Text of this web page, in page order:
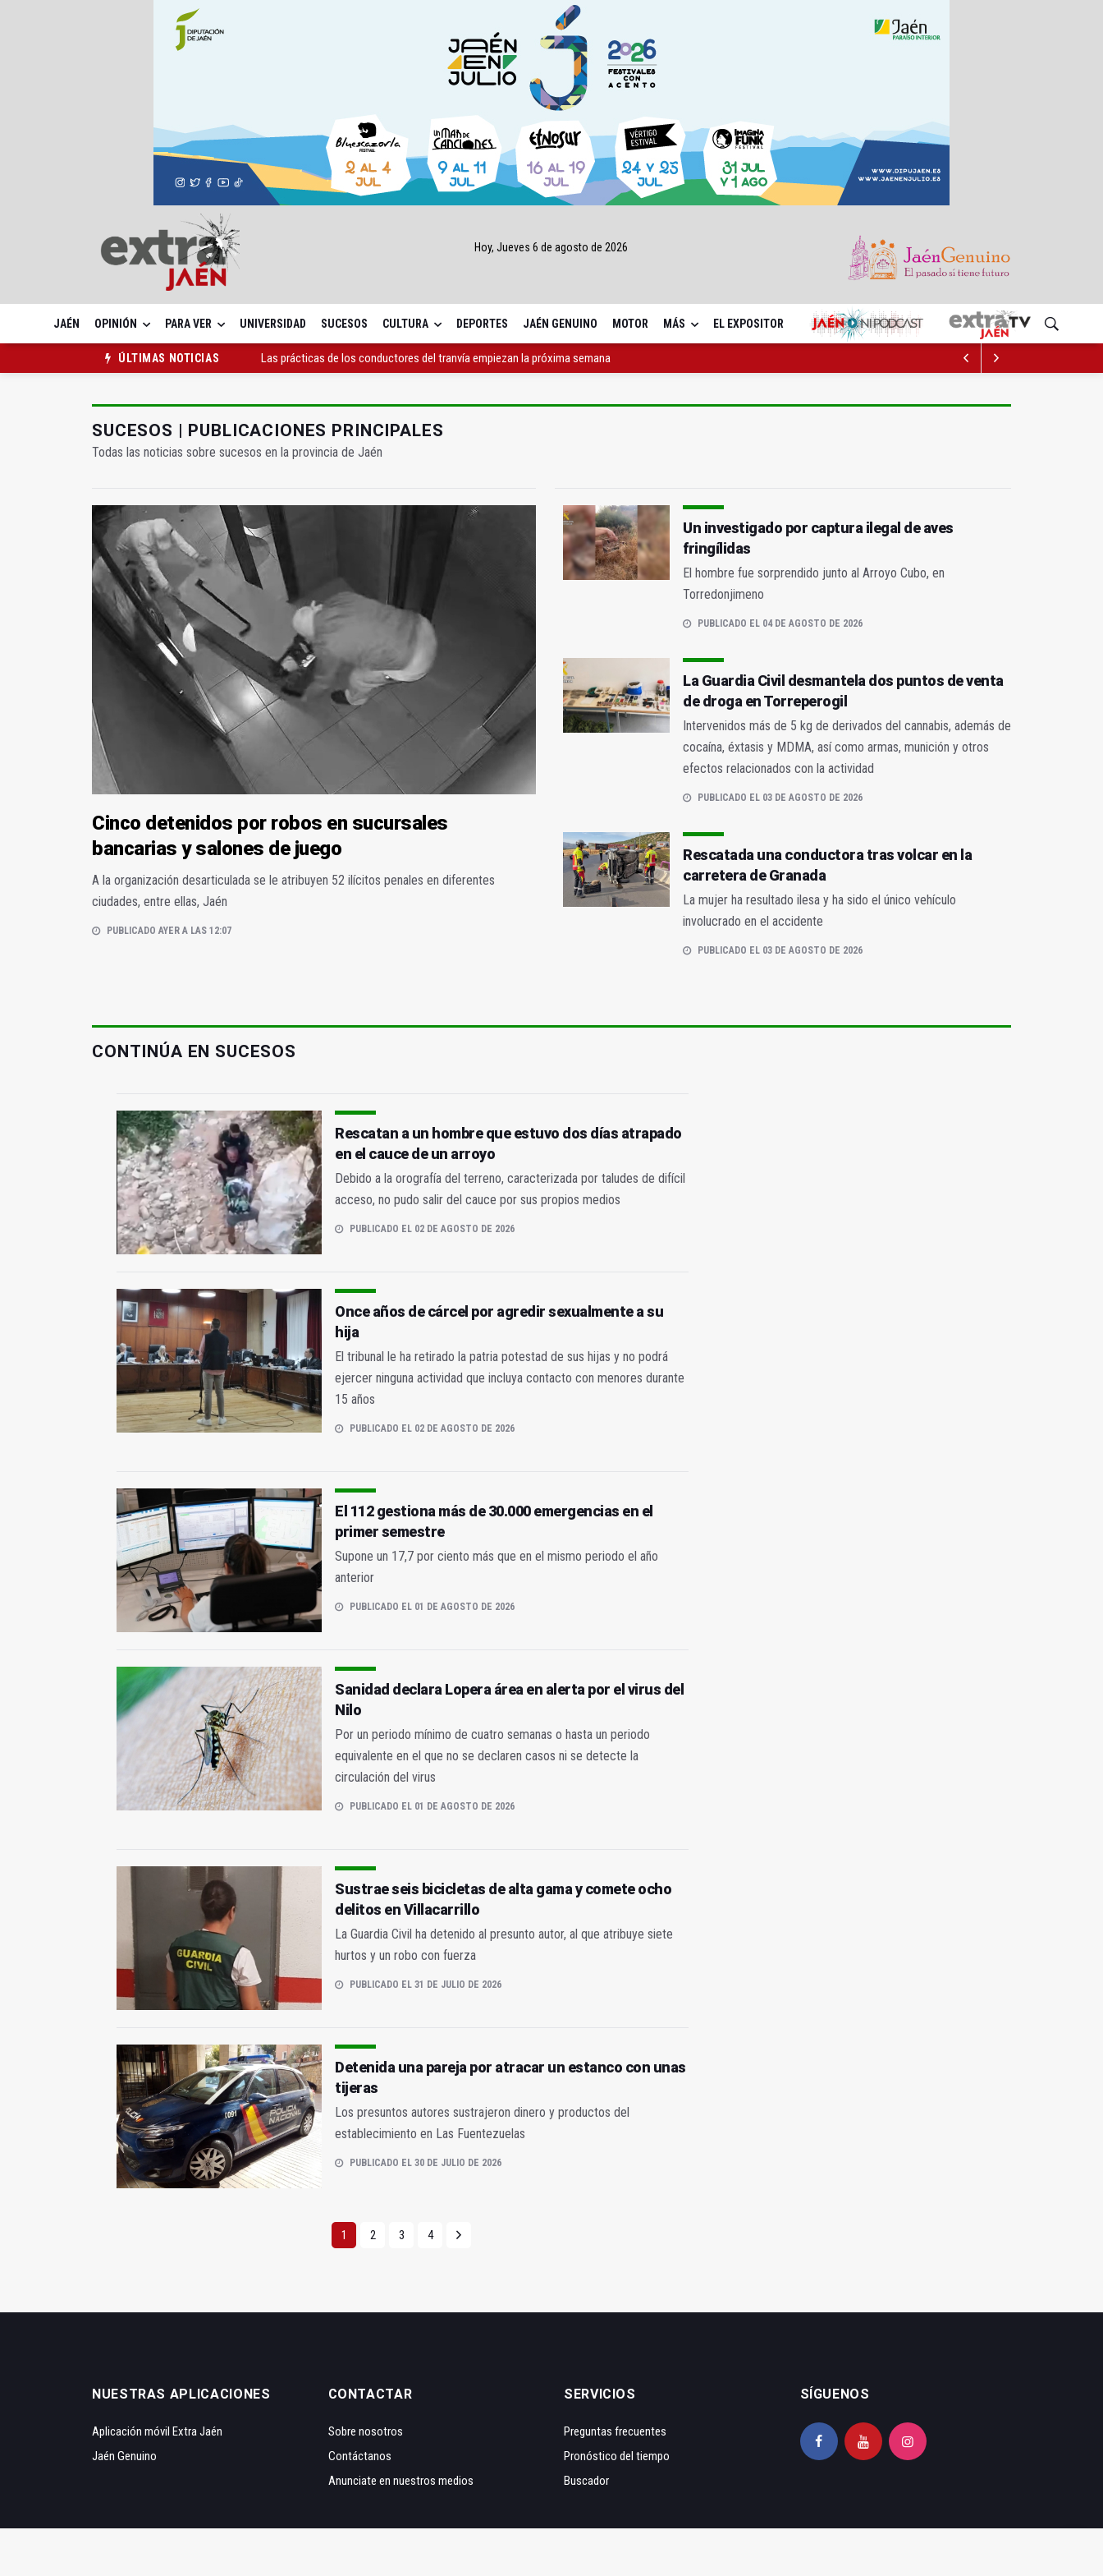
Hoy, Jueves 6 de agosto de 2026
JAÉN OPINIÓN PARA VER UNIVERSIDAD SUCESOS CULTURA DEPORTES JAÉN GENUINO MOTOR MÁS EL EXPOSITOR
ÚLTIMAS NOTICIAS
La ONCE eleva en 2025 a 4,07 millones su inversión social en la provincia
SUCESOS | PUBLICACIONES PRINCIPALES
Todas las noticias sobre sucesos en la provincia de Jaén
Cinco detenidos por robos en sucursales
bancarias y salones de juego
A la organización desarticulada se le atribuyen 52 ilícitos penales en diferentes
ciudades, entre ellas, Jaén
PUBLICADO AYER A LAS 12:07
Un investigado por captura ilegal de aves
fringílidas
El hombre fue sorprendido junto al Arroyo Cubo, en
Torredonjimeno
PUBLICADO EL 04 DE AGOSTO DE 2026
La Guardia Civil desmantela dos puntos de venta
de droga en Torreperogil
Intervenidos más de 5 kg de derivados del cannabis, además de
cocaína, éxtasis y MDMA, así como armas, munición y otros
efectos relacionados con la actividad
PUBLICADO EL 03 DE AGOSTO DE 2026
Rescatada una conductora tras volcar en la
carretera de Granada
La mujer ha resultado ilesa y ha sido el único vehículo
involucrado en el accidente
PUBLICADO EL 03 DE AGOSTO DE 2026
CONTINÚA EN SUCESOS
Rescatan a un hombre que estuvo dos días atrapado
en el cauce de un arroyo
Debido a la orografía del terreno, caracterizada por taludes de difícil
acceso, no pudo salir del cauce por sus propios medios
PUBLICADO EL 02 DE AGOSTO DE 2026
Once años de cárcel por agredir sexualmente a su
hija
El tribunal le ha retirado la patria potestad de sus hijas y no podrá
ejercer ninguna actividad que incluya contacto con menores durante
15 años
PUBLICADO EL 02 DE AGOSTO DE 2026
El 112 gestiona más de 30.000 emergencias en el
primer semestre
Supone un 17,7 por ciento más que en el mismo periodo el año
anterior
PUBLICADO EL 01 DE AGOSTO DE 2026
Sanidad declara Lopera área en alerta por el virus del
Nilo
Por un periodo mínimo de cuatro semanas o hasta un periodo
equivalente en el que no se declaren casos ni se detecte la
circulación del virus
PUBLICADO EL 01 DE AGOSTO DE 2026
Sustrae seis bicicletas de alta gama y comete ocho
delitos en Villacarrillo
La Guardia Civil ha detenido al presunto autor, al que atribuye siete
hurtos y un robo con fuerza
PUBLICADO EL 31 DE JULIO DE 2026
Detenida una pareja por atracar un estanco con unas
tijeras
Los presuntos autores sustrajeron dinero y productos del
establecimiento en Las Fuentezuelas
PUBLICADO EL 30 DE JULIO DE 2026
1 2 3 4
NUESTRAS APLICACIONES
Aplicación móvil Extra Jaén
Jaén Genuino
CONTACTAR
Sobre nosotros
Contáctanos
Anunciate en nuestros medios
SERVICIOS
Preguntas frecuentes
Pronóstico del tiempo
Buscador
SÍGUENOS